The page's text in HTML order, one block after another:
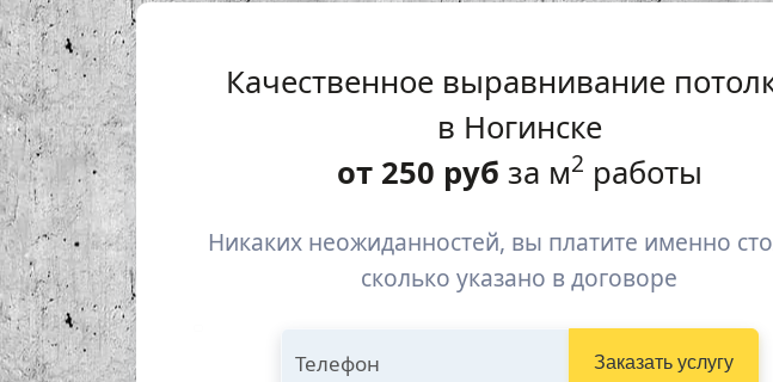
Качественное выравнивание
в Ногинске
от 250 руб за м2 работы
Никаких неожиданностей, вы платите именно
сколько указано в договоре
Телефон Заказать услугу